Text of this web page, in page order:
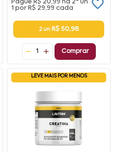
Pague R$ 20,99 na 2ª un
1 por R$ 29,99 cada
2 un R$ 50,98
1 Comprar
LEVE MAIS POR MENOS